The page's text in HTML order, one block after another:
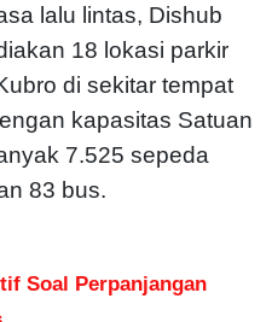
lalu lintas, Dishub
18 lokasi parkir
di sekitar tempat
kapasitas Satuan
7.525 sepeda
83 bus.
Soal Perpanjangan